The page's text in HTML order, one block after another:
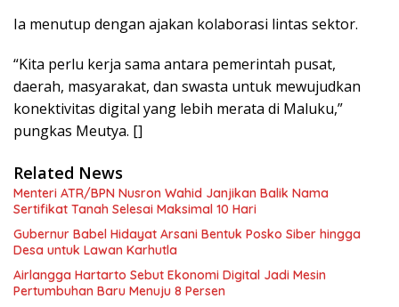
Ia menutup dengan ajakan kolaborasi lintas sektor.
“Kita perlu kerja sama antara pemerintah pusat,
daerah, masyarakat, dan swasta untuk mewujudkan
konektivitas digital yang lebih merata di Maluku,”
pungkas Meutya. []
Related News
Menteri ATR/BPN Nusron Wahid Janjikan Balik Nama
Sertifikat Tanah Selesai Maksimal 10 Hari
Gubernur Babel Hidayat Arsani Bentuk Posko Siber hingga
Desa untuk Lawan Karhutla
Airlangga Hartarto Sebut Ekonomi Digital Jadi Mesin
Pertumbuhan Baru Menuju 8 Persen